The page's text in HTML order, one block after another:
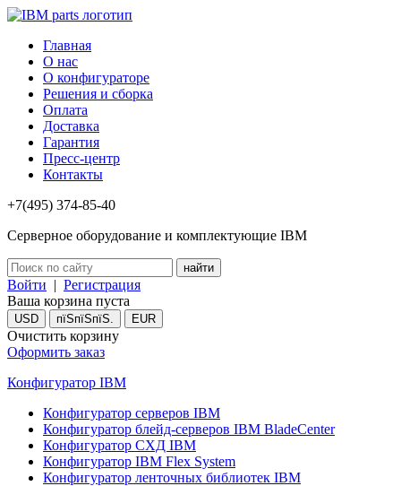
Главная
О нас
О конфигураторе
Решения и сборка
Оплата
Доставка
Гарантия
Пресс-центр
Контакты
+7(495) 374-85-40
Серверное оборудование и комплектующие IBM
Войти | Регистрация
Ваша корзина пуста
USD пїЅпїЅпїЅ. EUR
Очистить корзину
Оформить заказ
Конфигуратор IBM
Конфигуратор серверов IBM
Конфигуратор блейд-серверов IBM BladeCenter
Конфигуратор СХД IBM
Конфигуратор IBM Flex System
Конфигуратор ленточных библиотек IBM